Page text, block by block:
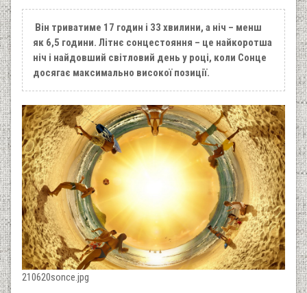
Він триватиме 17 годин і 33 хвилини, а ніч – менш
як 6,5 години. Літнє сонцестояння – це найкоротша
ніч і найдовший світловий день у році, коли Сонце
досягає максимально високої позиції.
210620sonce.jpg